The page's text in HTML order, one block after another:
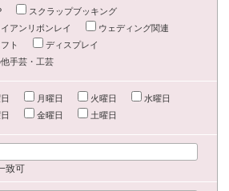
スクラップブッキング
アンリボンレイ
ウェディング関連
ト
ディスプレイ
手芸・工芸
月曜日 火曜日
水曜日
金曜日 土曜日
致可